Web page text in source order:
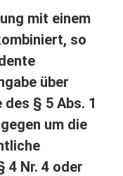
mit einem
so
über
§ 5 Abs. 1
um die
4 Nr. 4 oder